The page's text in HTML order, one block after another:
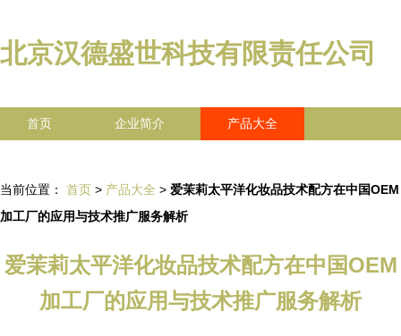
北京汉德盛世科技有限责任公司
首页 企业简介 产品大全
当前位置： 首页 > 产品大全 > 爱茉莉太平洋化妆品技术配方在中国OEM
加工厂的应用与技术推广服务解析
爱茉莉太平洋化妆品技术配方在中国OEM
加工厂的应用与技术推广服务解析